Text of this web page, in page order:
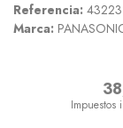
Referencia:
Marca:
Precio
Impuestos